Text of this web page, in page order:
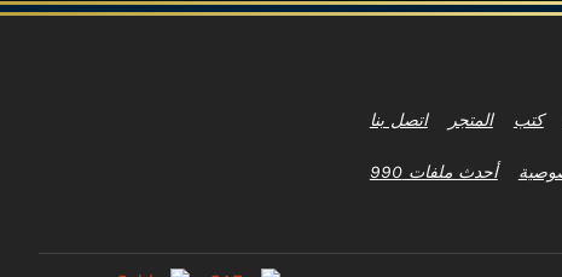
كتب المتجر اتصل بنا
أحدث ملفات 990